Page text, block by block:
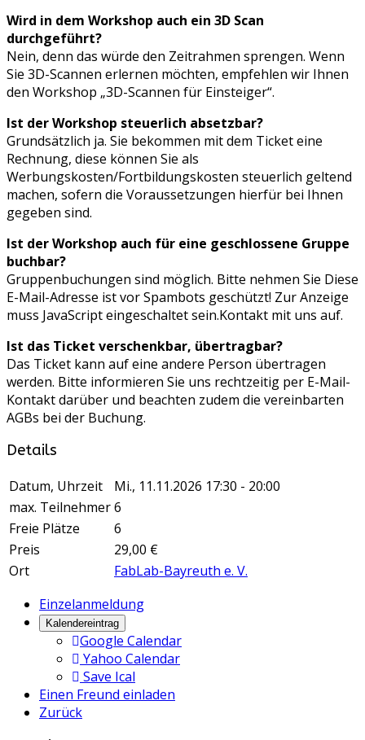
Wird in dem Workshop auch ein 3D Scan
durchgeführt?
Nein, denn das würde den Zeitrahmen sprengen. Wenn
Sie 3D-Scannen erlernen möchten, empfehlen wir Ihnen
den Workshop „3D-Scannen für Einsteiger“.
Ist der Workshop steuerlich absetzbar?
Grundsätzlich ja. Sie bekommen mit dem Ticket eine
Rechnung, diese können Sie als
Werbungskosten/Fortbildungskosten steuerlich geltend
machen, sofern die Voraussetzungen hierfür bei Ihnen
gegeben sind.
Ist der Workshop auch für eine geschlossene Gruppe
buchbar?
Gruppenbuchungen sind möglich. Bitte nehmen Sie Diese
E-Mail-Adresse ist vor Spambots geschützt! Zur Anzeige
muss JavaScript eingeschaltet sein.Kontakt mit uns auf.
Ist das Ticket verschenkbar, übertragbar?
Das Ticket kann auf eine andere Person übertragen
werden. Bitte informieren Sie uns rechtzeitig per E-Mail-
Kontakt darüber und beachten zudem die vereinbarten
AGBs bei der Buchung.
Details
Datum, Uhrzeit
Mi., 11.11.2026 17:30 - 20:00
max. Teilnehmer6
Freie Plätze
6
Preis
29,00 €
Ort
FabLab-Bayreuth e. V.
Einzelanmeldung
Kalendereintrag
Google Calendar
Yahoo Calendar
Save Ical
Einen Freund einladen
Zurück